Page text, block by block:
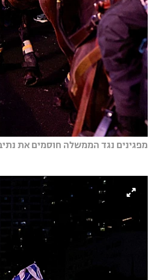
מפגינים נגד הממשלה חוסמים את